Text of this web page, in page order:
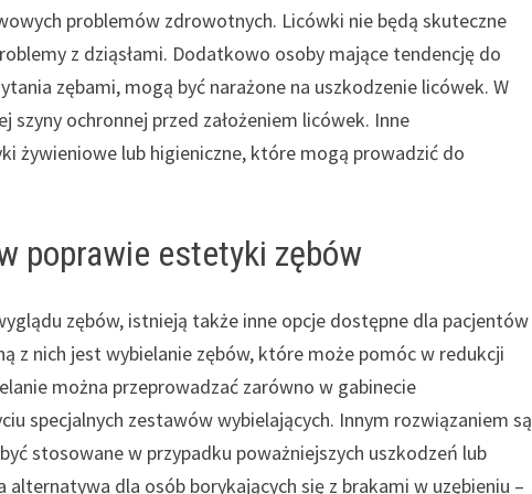
problemów zdrowotnych. Licówki nie będą skuteczne
z dziąsłami. Dodatkowo osoby mające tendencję do
zębami, mogą być narażone na uszkodzenie licówek. W
ochronnej przed założeniem licówek. Inne
żywieniowe lub higieniczne, które mogą prowadzić do
poprawie estetyki zębów
zębów, istnieją także inne opcje dostępne dla pacjentów
z nich jest wybielanie zębów, które może pomóc w redukcji
można przeprowadzać zarówno w gabinecie
specjalnych zestawów wybielających. Innym rozwiązaniem są
stosowane w przypadku poważniejszych uszkodzeń lub
dla osób borykających się z brakami w uzębieniu –